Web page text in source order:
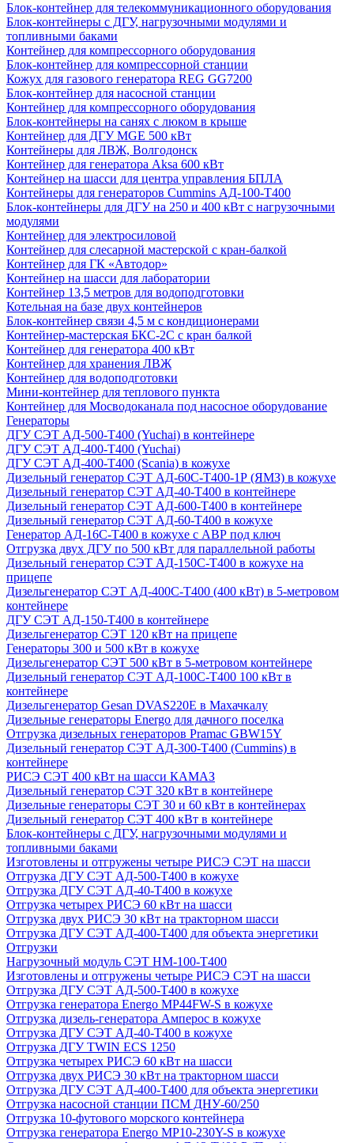
Блок-контейнер для телекоммуникационного оборудования
Блок-контейнеры с ДГУ, нагрузочными модулями и
топливными баками
Контейнер для компрессорного оборудования
Блок-контейнер для компрессорной станции
Кожух для газового генератора REG GG7200
Блок-контейнер для насосной станции
Контейнер для компрессорного оборудования
Блок-контейнеры на санях с люком в крыше
Контейнер для ДГУ MGE 500 кВт
Контейнеры для ЛВЖ, Волгодонск
Контейнер для генератора Aksa 600 кВт
Контейнер на шасси для центра управления БПЛА
Контейнеры для генераторов Cummins АД-100-Т400
Блок-контейнеры для ДГУ на 250 и 400 кВт с нагрузочными
модулями
Контейнер для электросиловой
Контейнер для слесарной мастерской с кран-балкой
Контейнер для ГК «Автодор»
Контейнер на шасси для лаборатории
Контейнер 13,5 метров для водоподготовки
Котельная на базе двух контейнеров
Блок-контейнер связи 4,5 м с кондиционерами
Контейнер-мастерская БКС-2С с кран балкой
Контейнер для генератора 400 кВт
Контейнер для хранения ЛВЖ
Контейнер для водоподготовки
Мини-контейнер для теплового пункта
Контейнер для Мосводоканала под насосное оборудование
Генераторы
ДГУ СЭТ АД-500-Т400 (Yuchai) в контейнере
ДГУ СЭТ АД-400-Т400 (Yuchai)
ДГУ СЭТ АД-400-Т400 (Scania) в кожухе
Дизельный генератор СЭТ АД-60С-Т400-1Р (ЯМЗ) в кожухе
Дизельный генератор СЭТ АД-40-Т400 в контейнере
Дизельный генератор СЭТ АД-600-Т400 в контейнере
Дизельный генератор СЭТ АД-60-Т400 в кожухе
Генератор АД-16С-Т400 в кожухе с АВР под ключ
Отгрузка двух ДГУ по 500 кВт для параллельной работы
Дизельный генератор СЭТ АД-150С-Т400 в кожухе на
прицепе
Дизельгенератор СЭТ АД-400С-Т400 (400 кВт) в 5-метровом
контейнере
ДГУ СЭТ АД-150-Т400 в контейнере
Дизельгенератор СЭТ 120 кВт на прицепе
Генераторы 300 и 500 кВт в кожухе
Дизельгенератор СЭТ 500 кВт в 5-метровом контейнере
Дизельный генератор СЭТ АД-100С-Т400 100 кВт в
контейнере
Дизельгенератор Gesan DVAS220E в Махачкалу
Дизельные генераторы Energo для дачного поселка
Отгрузка дизельных генераторов Pramac GВW15Y
Дизельный генератор СЭТ АД-300-Т400 (Cummins) в
контейнере
РИСЭ СЭТ 400 кВт на шасси КАМАЗ
Дизельный генератор СЭТ 320 кВт в контейнере
Дизельные генераторы СЭТ 30 и 60 кВт в контейнерах
Дизельный генератор СЭТ 400 кВт в контейнере
Блок-контейнеры с ДГУ, нагрузочными модулями и
топливными баками
Изготовлены и отгружены четыре РИСЭ СЭТ на шасси
Отгрузка ДГУ СЭТ АД-500-Т400 в кожухе
Отгрузка ДГУ СЭТ АД-40-Т400 в кожухе
Отгрузка четырех РИСЭ 60 кВт на шасси
Отгрузка двух РИСЭ 30 кВт на тракторном шасси
Отгрузка ДГУ СЭТ АД-400-Т400 для объекта энергетики
Отгрузки
Нагрузочный модуль СЭТ НМ-100-Т400
Изготовлены и отгружены четыре РИСЭ СЭТ на шасси
Отгрузка ДГУ СЭТ АД-500-Т400 в кожухе
Отгрузка генератора Energo MP44FW-S в кожухе
Отгрузка дизель-генератора Амперос в кожухе
Отгрузка ДГУ СЭТ АД-40-Т400 в кожухе
Отгрузка ДГУ TWIN ECS 1250
Отгрузка четырех РИСЭ 60 кВт на шасси
Отгрузка двух РИСЭ 30 кВт на тракторном шасси
Отгрузка ДГУ СЭТ АД-400-Т400 для объекта энергетики
Отгрузка насосной станции ПСМ ДНУ-60/250
Отгрузка 10-футового морского контейнера
Отгрузка генератора Energo MP10-230Y-S в кожухе